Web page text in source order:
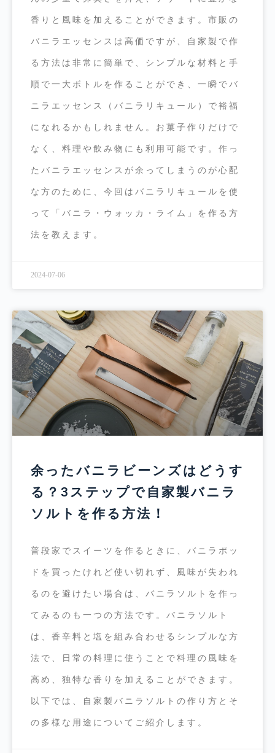
香りと風味を加えることができます。市販の
バニラエッセンスは高価ですが、自家製で作
る方法は非常に簡単で、シンプルな材料と手
順で一大ボトルを作ることができ、一瞬でバ
ニラエッセンス（バニラリキュール）で裕福
になれるかもしれません。お菓子作りだけで
なく、料理や飲み物にも利用可能です。作っ
たバニラエッセンスが余ってしまうのが心配
な方のために、今回はバニラリキュールを使
って「バニラ・ウォッカ・ライム」を作る方
法を教えます。
2024-07-06
余ったバニラビーンズはどうす
る？3ステップで自家製バニラ
ソルトを作る方法！
普段家でスイーツを作るときに、バニラポッ
ドを買ったけれど使い切れず、風味が失われ
るのを避けたい場合は、バニラソルトを作っ
てみるのも一つの方法です。バニラソルト
は、香辛料と塩を組み合わせるシンプルな方
法で、日常の料理に使うことで料理の風味を
高め、独特な香りを加えることができます。
以下では、自家製バニラソルトの作り方とそ
の多様な用途についてご紹介します。